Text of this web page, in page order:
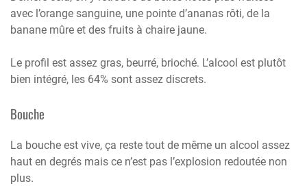
avec l’orange sanguine, une pointe d’ananas rôti, de la
banane mûre et des fruits à chaire jaune.
Le profil est assez gras, beurré, brioché. L’alcool est plutôt
bien intégré, les 64% sont assez discrets.
Bouche
La bouche est vive, ça reste tout de même un alcool assez
haut en degrés mais ce n’est pas l’explosion redoutée non
plus.